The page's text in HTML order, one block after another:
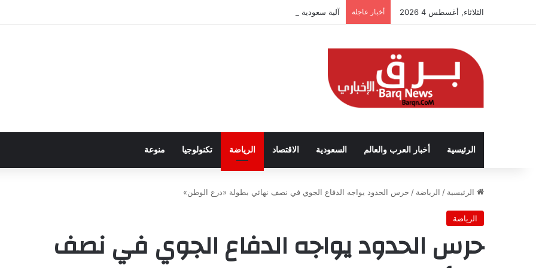
الثلاثاء, أغسطس 4 2026 أخبار عاجلة آلية سعودية تربط الحضور باجتياز الدورات
الرئيسية أخبار العرب والعالم السعودية الاقتصاد الرياضة تكنولوجيا منوعة
الرئيسية / الرياضة / حرس الحدود يواجه الدفاع الجوي في نصف نهائي بطولة «درع الوطن»
الرياضة
حرس الحدود يواجه الدفاع الجوي في نصف